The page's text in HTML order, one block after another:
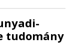
tudomány